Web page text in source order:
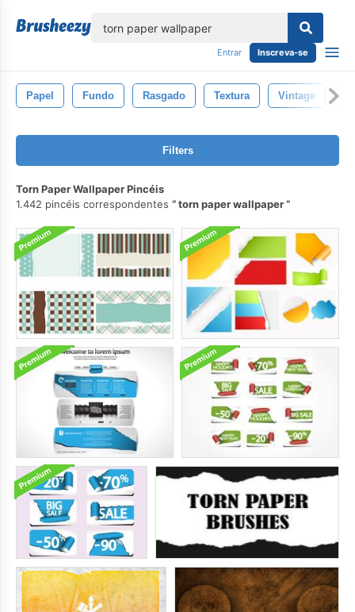
Entrar Inscreva-se
Papel Fundo Rasgado Textura Vintage
Filters
Torn Paper Wallpaper Pincéis
1.442 pincéis correspondentes
torn paper wallpaper